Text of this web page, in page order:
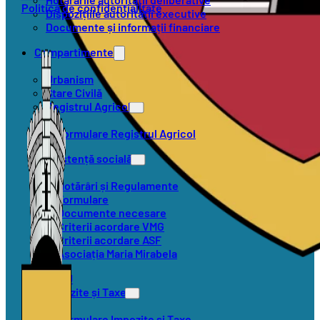
Dispozițiile autorității executive
Documente și informații financiare
Compartimente
Urbanism
Stare Civilă
Registrul Agricol
Formulare Registrul Agricol
Asistență socială
Hotărâri și Regulamente
Formulare
Documente necesare
Criterii acordare VMG
Criterii acordare ASF
Asociația Maria Mirabela
SVSU
Impozite și Taxe
Politica de confidențialitate